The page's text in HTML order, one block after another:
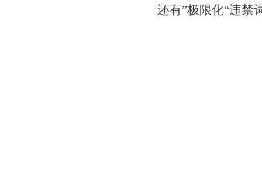
还有”极限化“违禁